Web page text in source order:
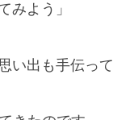
みよう」
い出も手伝って